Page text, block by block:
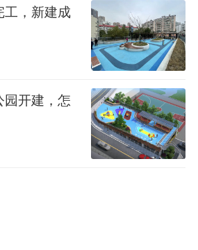
工，新建成
园开建，怎